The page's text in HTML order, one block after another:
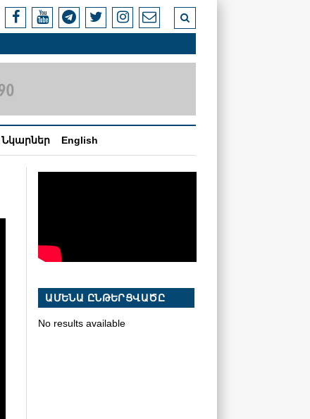
Նկարներ English
ԱՄԵՆԱ ԸՆԹԵՐՑՎԱԾԸ
No results available